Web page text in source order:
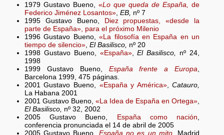
1979 Gustavo Bueno, «Lo que queda de España,
de
Federico Jiménez Losantos», EB, nº 7
1995 Gustavo Bueno,
Diez propuestas, «desde la
parte de España», para el próximo Milenio
1996 Gustavo Bueno,«La filosofía en España en un
tiempo de silencio», El Basilisco, nº 20
1998 Gustavo Bueno, «España»,El Basilisco,
nº 24,
1998
1999 Gustavo Bueno, España frente a Europa
Barcelona 1999, 475 páginas.
2001 Gustavo Bueno, «España y América»,Catauro,
La Habana 2001
2001 Gustavo Bueno, «La Idea de España en Ortega»
El Basilisco, nº 32, 2002
2005 Gustavo Bueno,
España como nación
conferencia pronunciada el 14 de abril de 2005
2005 Gustavo Bueno, España no es un mito, Madrid